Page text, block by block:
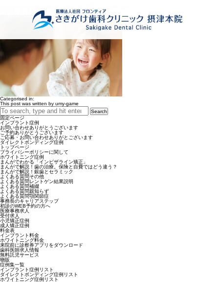
1月 14, 2026 5:16 pm
Published by umy-game
Categorised in:
This post was written by umy-game
Search
固定ページ
インプラント症例
お問い合わせありがとうございます
ご予約ありがとうございます
ご応募・お問い合わせありがとございます
ダイレクトボンディング症例
トップページ
プライバシーポリシーに関して
ホワイトニング症例
まんがでわかる「インビザライン矯正」
まんがで解説！歯の治療。保険と自費ではどう違う？
まんがで解説！銀歯とセラミック
よくある質問その他
よくある質問レントゲン結果説明
よくある質問補綴
よくある質問親知らず
よくある質問顎関節症
事務長のキャリアステップ
初診のWEB予約の方へ
医療事務求人
受付求人
小児矯正症例
成人矯正症例
料金表
インプラント料金
ホワイトニング料金
来院前に診察券アプリをダウンロード
歯科医師求人情報
無料託児サービス
物販
症例集一覧
インプラント症例リスト
ダイレクトボンディング症例リスト
ホワイトニング症例リスト